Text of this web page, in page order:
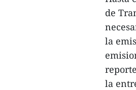
de
la
la